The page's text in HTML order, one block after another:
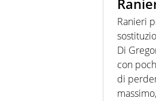
Ranieri
Di
con
di